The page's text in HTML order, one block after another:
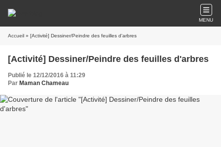
MENU
Accueil » [Activité] Dessiner/Peindre des feuilles d'arbres
[Activité] Dessiner/Peindre des feuilles d'arbres
Publié le 12/12/2016 à 11:29
Par Maman Chameau